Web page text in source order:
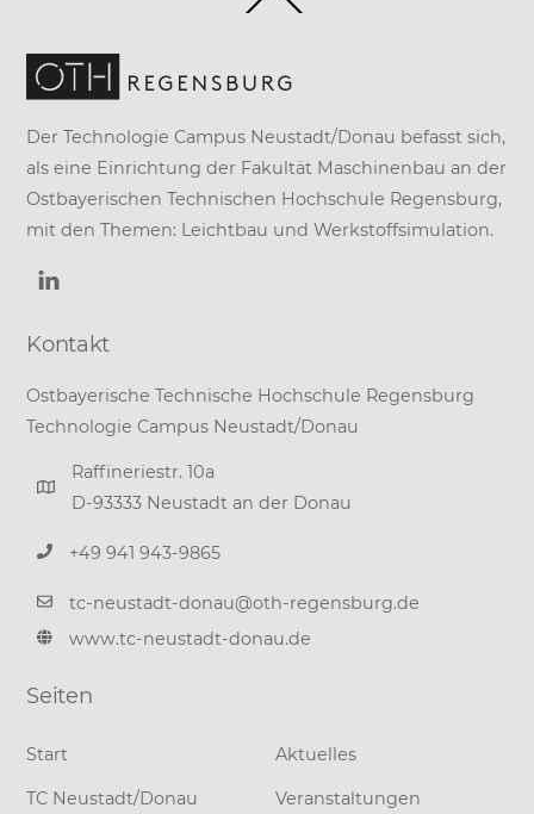
To
Der Technologie Campus Neustadt/Donau befasst sich,
als eine Einrichtung der Fakultät Maschinenbau an der
Ostbayerischen Technischen Hochschule Regensburg,
mit den Themen: Leichtbau und Werkstoffsimulation.
Kontakt
Ostbayerische Technische Hochschule Regensburg
Technologie Campus Neustadt/Donau
Raffineriestr. 10a
D-93333 Neustadt an der Donau
+49 941 943-9865
tc-neustadt-donau@oth-regensburg.de
www.tc-neustadt-donau.de
Seiten
Start
TC Neustadt/Donau
Aktuelles
Veranstaltungen